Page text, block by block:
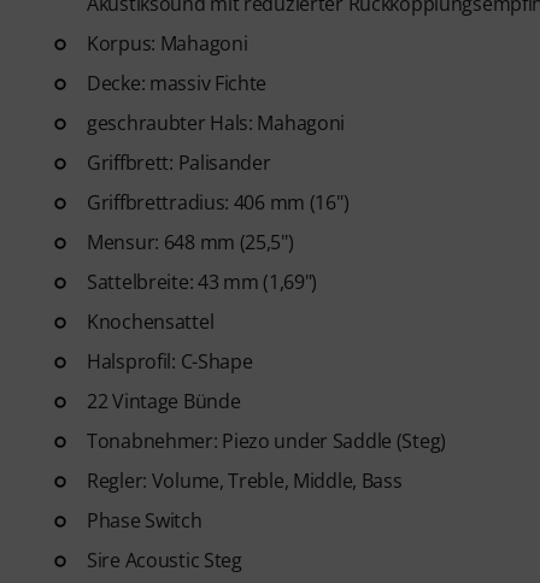
weitere Features.
Korpus: Mahagoni
Decke: massiv Fichte
geschraubter Hals: Mahagoni
Griffbrett: Palisander
Griffbrettradius: 406 mm (16")
Mensur: 648 mm (25,5")
Sattelbreite: 43 mm (1,69")
Knochensattel
Halsprofil: C-Shape
22 Vintage Bünde
Tonabnehmer: Piezo under Saddle (Steg)
Regler: Volume, Treble, Middle, Bass
Phase Switch
Sire Acoustic Steg